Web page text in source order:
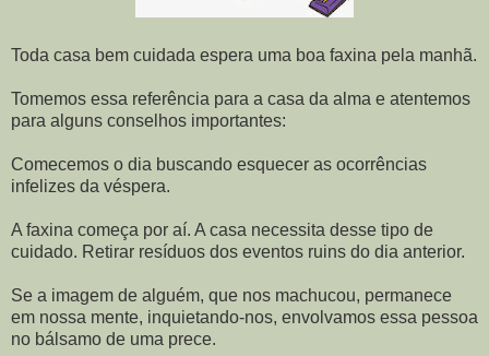
Toda casa bem cuidada espera uma boa faxina pela manhã.
Tomemos essa referência para a casa da alma e atentemos
para alguns conselhos importantes:
Comecemos o dia buscando esquecer as ocorrências
infelizes da véspera.
A faxina começa por aí. A casa necessita desse tipo de
cuidado. Retirar resíduos dos eventos ruins do dia anterior.
Se a imagem de alguém, que nos machucou, permanece
em nossa mente, inquietando-nos, envolvamos essa pessoa
no bálsamo de uma prece.